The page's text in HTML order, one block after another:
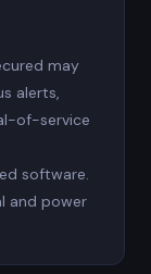
may
alerts,
of-service
software.
and power